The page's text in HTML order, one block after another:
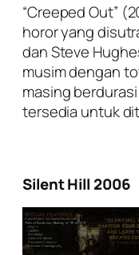
“Creeped Out”
horor yang
dan Steve
musim dengan
masing
tersedia untuk
Silent Hill 2006